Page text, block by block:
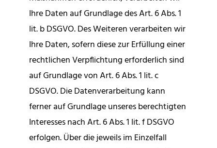
Ihre Daten auf Grundlage des Art. 6 Abs. 1
lit. b DSGVO. Des Weiteren verarbeiten wir
Ihre Daten, sofern diese zur Erfüllung einer
rechtlichen Verpflichtung erforderlich sind
auf Grundlage von Art. 6 Abs. 1 lit. c
DSGVO. Die Datenverarbeitung kann
ferner auf Grundlage unseres berechtigten
Interesses nach Art. 6 Abs. 1 lit. f DSGVO
erfolgen. Über die jeweils im Einzelfall